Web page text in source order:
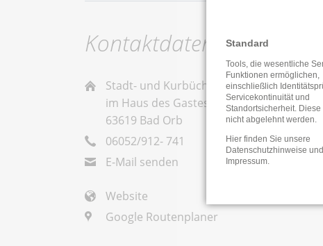
Kontaktdaten
Stadt- und Kurbücherei Bad Orb
im Haus des Gastes, Burgring 14
63619 Bad Orb
06052/912- 741
E-Mail senden
Website
Google Routenplaner
Standard
Tools, die wesentliche
Funktionen ermöglichen,
einschließlich
Servicekontinuität und
Standortsicherheit. Diese
nicht abgelehnt werden.
Hier finden Sie unsere
Datenschutzhinweise
Impressum.